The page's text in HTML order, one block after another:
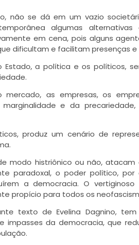
não se dá em um vazio
algumas alternativas
em cena, pois alguns
dificultam e facilitam presenças e
a política e os políticos,
as empresas, os
e da
produz um cenário de
modo histriônico ou não, atacam
paradoxal, o poder político, por
a democracia. O vertiginoso
propício para todos os
texto de Evelina Dagnino, tem
da democracia, que